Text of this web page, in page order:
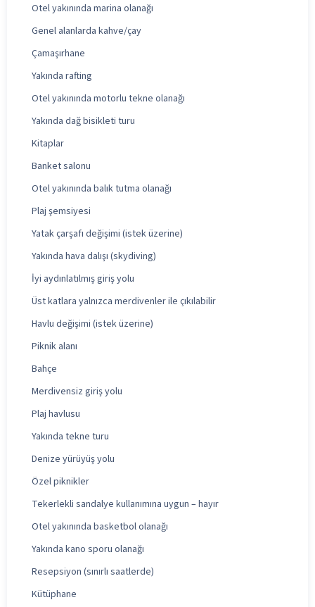
Otel yakınında marina olanağı
Genel alanlarda kahve/çay
Çamaşırhane
Yakında rafting
Otel yakınında motorlu tekne olanağı
Yakında dağ bisikleti turu
Kitaplar
Banket salonu
Otel yakınında balık tutma olanağı
Plaj şemsiyesi
Yatak çarşafı değişimi (istek üzerine)
Yakında hava dalışı (skydiving)
İyi aydınlatılmış giriş yolu
Üst katlara yalnızca merdivenler ile çıkılabilir
Havlu değişimi (istek üzerine)
Piknik alanı
Bahçe
Merdivensiz giriş yolu
Plaj havlusu
Yakında tekne turu
Denize yürüyüş yolu
Özel piknikler
Tekerlekli sandalye kullanımına uygun – hayır
Otel yakınında basketbol olanağı
Yakında kano sporu olanağı
Resepsiyon (sınırlı saatlerde)
Kütüphane